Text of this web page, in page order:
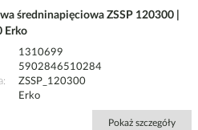
średninapięciowa ZSSP 120300 |
Erko
1310699
5902846510284
ZSSP_120300
Erko
Pokaż szczegóły